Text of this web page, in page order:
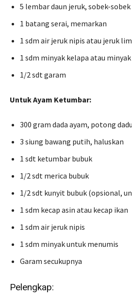
5 lembar daun jeruk, sobek-sobek
1 batang serai, memarkan
1 sdm air jeruk nipis atau jeruk
1 sdm minyak kelapa atau
1/2 sdt garam
Untuk Ayam Ketumbar:
300 gram dada ayam, potong
3 siung bawang putih, haluskan
1 sdt ketumbar bubuk
1/2 sdt merica bubuk
1/2 sdt kunyit bubuk (opsional,
1 sdm kecap asin atau kecap ikan
1 sdm air jeruk nipis
1 sdm minyak untuk menumis
Garam secukupnya
Pelengkap: